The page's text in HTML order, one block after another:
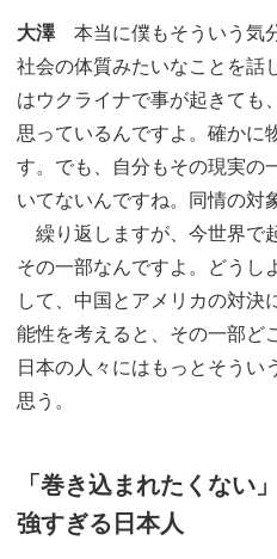
大澤本当に僕もそういう気
社会の体質みたいなことを話
はウクライナで事が起きても
思っているんですよ。確かに
す。でも、自分もその現実の
いてないんですね。同情の対
繰り返しますが、今世界で
その一部なんですよ。どうし
して、中国とアメリカの対決
能性を考えると、その一部ど
日本の人々にはもっとそうい
思う。
「巻き込まれたくない
強すぎる日本人